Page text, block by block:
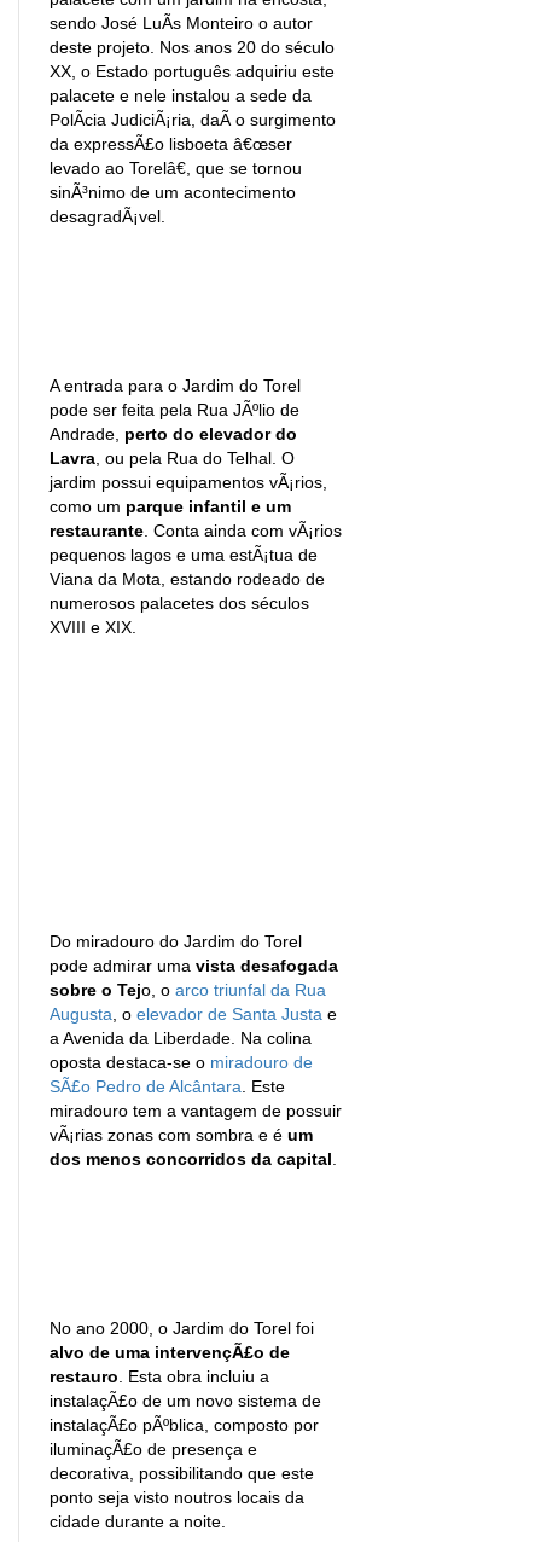
sendo José LuÃ­s Monteiro o autor
deste projeto. Nos anos 20 do século
XX, o Estado português adquiriu este
palacete e nele instalou a sede da
PolÃ­cia JudiciÃ¡ria, daÃ­ o surgimento
da expressÃ£o lisboeta â€œser
levado ao Torelâ€, que se tornou
sinÃ³nimo de um acontecimento
desagradÃ¡vel.
A entrada para o Jardim do Torel
pode ser feita pela Rua JÃºlio de
Andrade, perto do elevador do
Lavra , ou pela Rua do Telhal. O
jardim possui equipamentos vÃ¡rios,
como um parque infantil e um
restaurante . Conta ainda com vÃ¡rios
pequenos lagos e uma estÃ¡tua de
Viana da Mota, estando rodeado de
numerosos palacetes dos séculos
XVIII e XIX.
Do miradouro do Jardim do Torel
pode admirar uma vista desafogada
sobre o Tejo, o arco triunfal da Rua
Augusta , o elevador de Santa Justa e
a Avenida da Liberdade. Na colina
oposta destaca-se o miradouro de
SÃ£o Pedro de Alcântara . Este
miradouro tem a vantagem de possuir
vÃ¡rias zonas com sombra e é um
dos menos concorridos da capital
No ano 2000, o Jardim do Torel foi
alvo de uma intervençÃ£o de
restauro . Esta obra incluiu a
instalaçÃ£o de um novo sistema de
instalaçÃ£o pÃºblica, composto por
iluminaçÃ£o de presença e
decorativa, possibilitando que este
ponto seja visto noutros locais da
cidade durante a noite.